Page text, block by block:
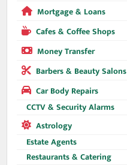
Mortgage & Loans
Cafes & Coffee Shops
Money Transfer
Barbers & Beauty Salons
Car Body Repairs
CCTV & Security Alarms
Astrology
Estate Agents
Restaurants & Catering